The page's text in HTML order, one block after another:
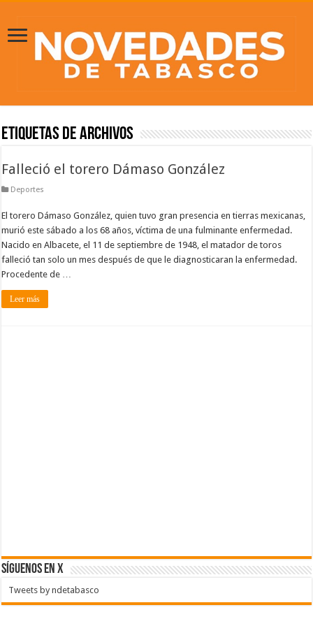
Etiquetas de Archivos
Falleció el torero Dámaso González
Deportes
El torero Dámaso González, quien tuvo gran presencia en tierras mexicanas,
murió este sábado a los 68 años, víctima de una fulminante enfermedad.
Nacido en Albacete, el 11 de septiembre de 1948, el matador de toros
falleció tan solo un mes después de que le diagnosticaran la enfermedad.
Procedente de …
Leer más
SÍGUENOS EN X
Tweets by ndetabasco